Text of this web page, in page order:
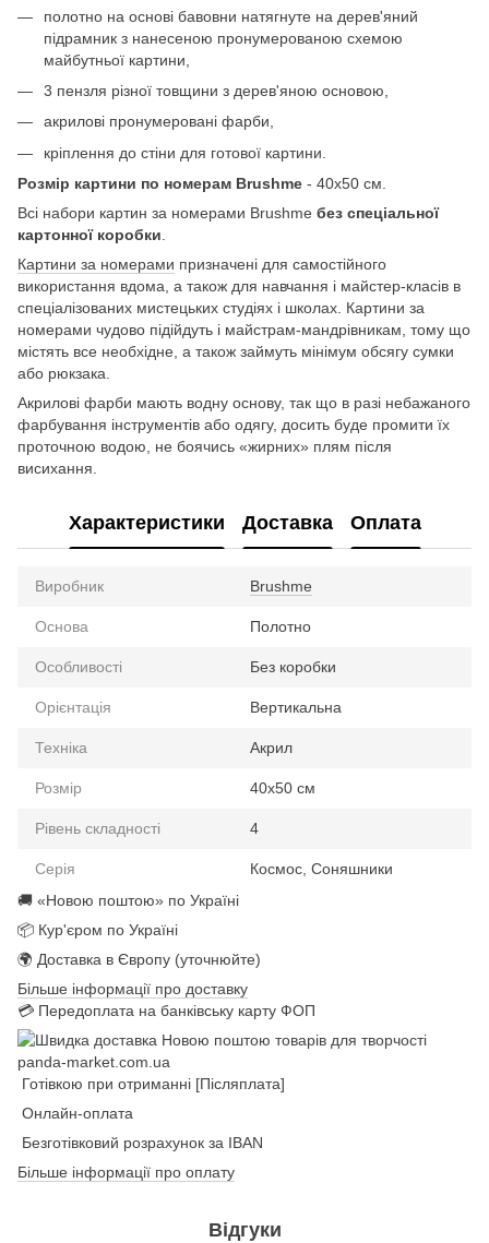
полотно на основі бавовни натягнуте на дерев'яний
підрамник з нанесеною пронумерованою схемою
майбутньої картини,
3 пензля різної товщини з дерев'яною основою,
акрилові пронумеровані фарби,
кріплення до стіни для готової картини.
Розмір картини по номерам Brushme - 40х50 см.
Всі набори картин за номерами Brushme без спеціальної
картонної коробки
Картини за номерами призначені для самостійного
використання вдома, а також для навчання і майстер-класів в
спеціалізованих мистецьких студіях і школах. Картини за
номерами чудово підійдуть і майстрам-мандрівникам, тому що
містять все необхідне, а також займуть мінімум обсягу сумки
або рюкзака.
Акрилові фарби мають водну основу, так що в разі небажаного
фарбування інструментів або одягу, досить буде промити їх
проточною водою, не боячись «жирних» плям після
висихання.
Характеристики Доставка Оплата
Виробник Brushme
Основа Полотно
Особливості Без коробки
Орієнтація Вертикальна
Техніка Акрил
Розмір 40х50 см
Рівень складності 4
Серія
Космос, Соняшники
🚚 «Новою поштою» по Україні
📦 Кур'єром по Україні
🌍 Доставка в Європу (уточнюйте)
Більше інформації про доставку
💳 Передоплата на банківську карту ФОП
Готівкою при отриманні [Післяплата]
Онлайн-оплата
Безготівковий розрахунок за IBAN
Більше інформації про оплату
Відгуки